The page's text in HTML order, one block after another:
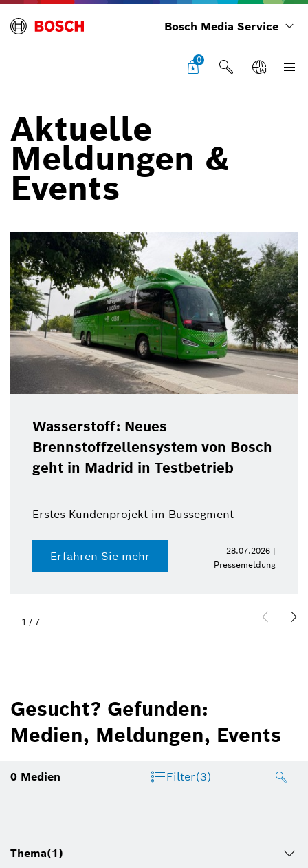
Bosch Media Service
0
Aktuelle
Meldungen &
Events
Wasserstoff: Neues
Brennstoffzellensystem von Bosch
geht in Madrid in Testbetrieb
Erstes Kundenprojekt im Bussegment
Erfahren Sie mehr
28.07.2026 |
Pressemeldung
1 / 7
Gesucht? Gefunden:
Medien, Meldungen, Events
0 Medien Filter(3)
Thema(1)